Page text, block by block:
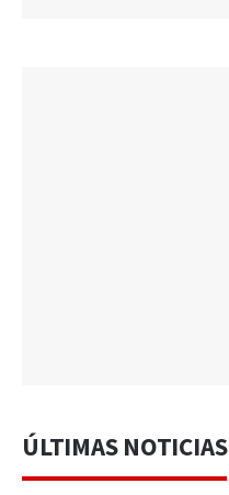
ÚLTIMAS NOTICIAS